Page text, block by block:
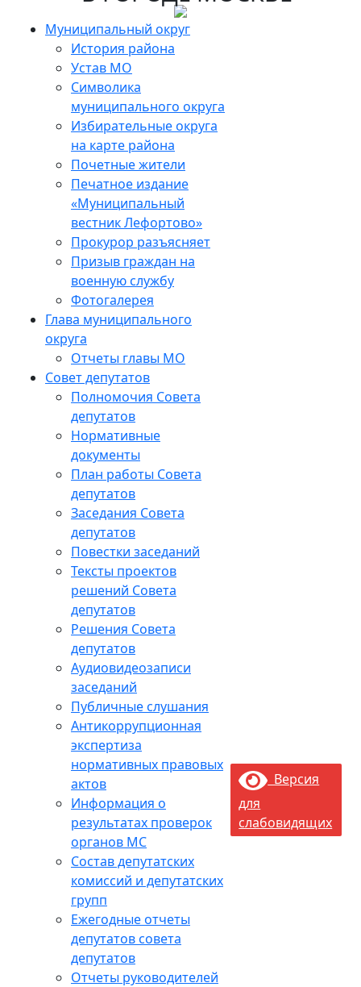
Муниципальный округ
История района
Устав МО
Символика
муниципального округа
Избирательные округа
на карте района
Почетные жители
Печатное издание
«Муниципальный
вестник Лефортово»
Прокурор разъясняет
Призыв граждан на
военную службу
Фотогалерея
Глава муниципального
округа
Отчеты главы МО
Совет депутатов
Полномочия Совета
депутатов
Нормативные
документы
План работы Совета
депутатов
Заседания Cовета
депутатов
Повестки заседаний
Тексты проектов
решений Совета
депутатов
Решения Совета
депутатов
Аудиовидеозаписи
заседаний
Публичные слушания
Антикоррупционная
экспертиза
нормативных правовых
актов
Информация о
результатах проверок
органов МС
Состав депутатских
комиссий и депутатских
групп
Ежегодные отчеты
депутатов совета
депутатов
Отчеты руководителей
Версия
для
слабовидящих